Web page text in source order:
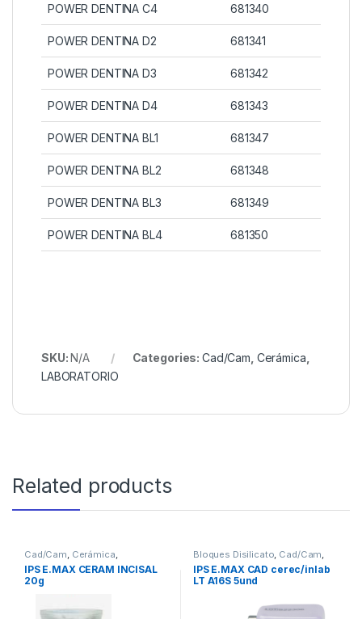
POWER DENTINA C4 681340
POWER DENTINA D2 681341
POWER DENTINA D3 681342
POWER DENTINA D4 681343
POWER DENTINA BL1 681347
POWER DENTINA BL2 681348
POWER DENTINA BL3 681349
POWER DENTINA BL4 681350
SKU:N/A Categories: Cad/Cam Cerámica
LABORATORIO
Related products
Cad/Cam Cerámica
LABORATORIO
IPS E.MAX CERAM INCISAL
20g
Bloques Disilicato Cad/Cam
LABORATORIO
IPS E.MAX CAD cerec/inlab
LT A16S 5und